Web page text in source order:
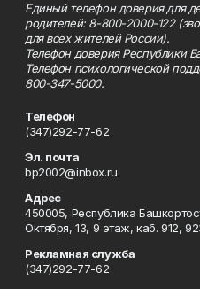
Единый телефон доверия для
родителей: 8-800-2000-122
для всех жителей России).
Телефон доверия Республики
Телефон психологической
800-347-5000.
Телефон
(347)292-77-62
Эл. почта
bp2002@inbox.ru
Адрес
450005, Республика
Октября, 13, 9 этаж, каб. 912,
Рекламная служба
(347)292-77-62